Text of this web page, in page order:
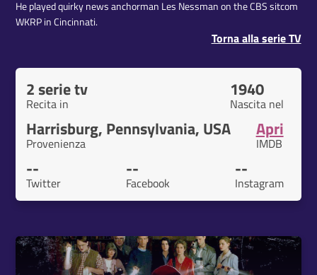
He played quirky news anchorman Les Nessman on the CBS sitcom
WKRP in Cincinnati.
Torna alla serie TV
2 serie tv
Recita in
1940
Nascita nel
Harrisburg, Pennsylvania, USA
Provenienza
Apri
IMDB
--
Twitter
--
Facebook
--
Instagram